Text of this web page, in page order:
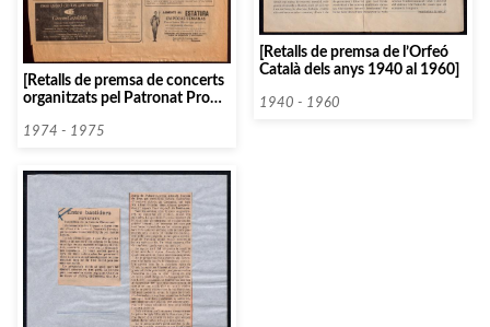
[Retalls de premsa de concerts
organitzats pel Patronat Pro
1974 - 1975
[Retalls de premsa de l’Orfeó
Català dels anys 1940 al 1960]
1940 - 1960